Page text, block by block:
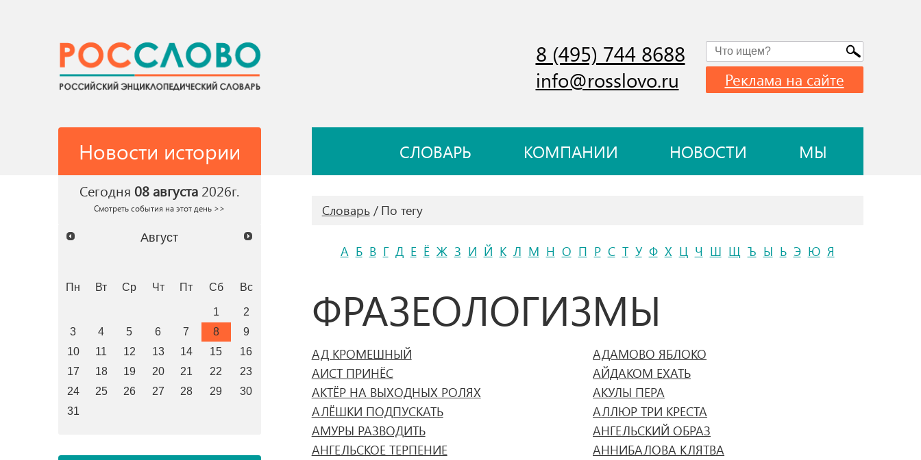
8 (495) 744 8688
info@rosslovo.ru Реклама на сайте
Новости истории СЛОВАРЬ КОМПАНИИ НОВОСТИ МЫ
Сегодня 08 августа 2026г.
Смотреть события на этот день >>
Август
Пн Вт Ср Чт Пт Сб Вс
1
2
3
4 5 6 7 8
9
10
11 12 13 14 15
16
17
18 19 20 21 22
23
24
25 26 27 28 29
30
31
Словарь По тегу
А Б В Г Д Е Ё Ж З И Й К Л М Н О П Р С Т У Ф Х Ц Ч Ш Щ Ъ Ы Ь Э Ю Я
ФРАЗЕОЛОГИЗМЫ
АД КРОМЕШНЫЙ
АДАМОВО ЯБЛОКО
АИСТ ПРИНЁС
АЙДАКОМ ЕХАТЬ
АКТЁР НА ВЫХОДНЫХ РОЛЯХ
АКУЛЫ ПЕРА
АЛЁШКИ ПОДПУСКАТЬ
АЛЛЮР ТРИ КРЕСТА
АМУРЫ РАЗВОДИТЬ
АНГЕЛЬСКИЙ ОБРАЗ
АНГЕЛЬСКОЕ ТЕРПЕНИЕ
АННИБАЛОВА КЛЯТВА